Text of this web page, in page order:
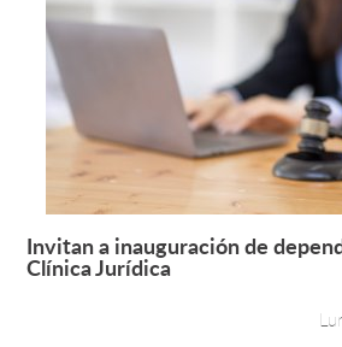
Invitan a inauguración de
Clínica Jurídica